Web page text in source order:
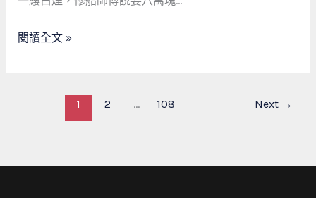
山
如
全
閱讀全文 »
1 2 ... 108 Next →